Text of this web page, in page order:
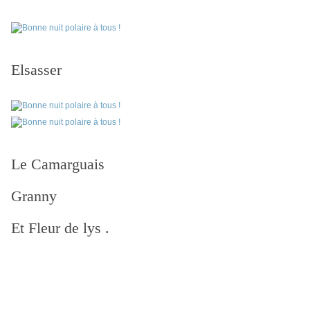
Elsasser
Le Camarguais
Granny
Et Fleur de lys .